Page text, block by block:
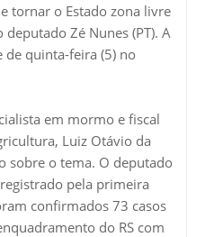
tornar o Estado zona livre
Zé Nunes (PT). A
de quinta-feira (5) no
em mormo e fiscal
Luiz Otávio da
sobre o tema. O deputado
pela primeira
confirmados 73 casos
do RS com